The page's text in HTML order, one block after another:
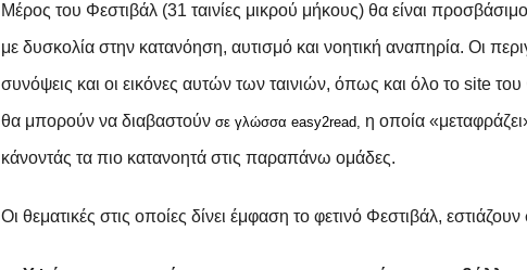
Μέρος του Φεστιβάλ (31 ταινίες μικρού μήκους) θα είναι
με δυσκολία στην κατανόηση, αυτισμό και νοητική αναπηρία. Οι
συνόψεις και οι εικόνες αυτών των ταινιών, όπως και όλο τοsite του
θα μπορούν να διαβαστούνσε γλώσσαeasy2read, η οποία
κάνοντάς τα πιο κατανοητά στις παραπάνω ομάδες.
Οι θεματικές στις οποίες δίνει έμφαση το φετινό Φεστιβάλ,